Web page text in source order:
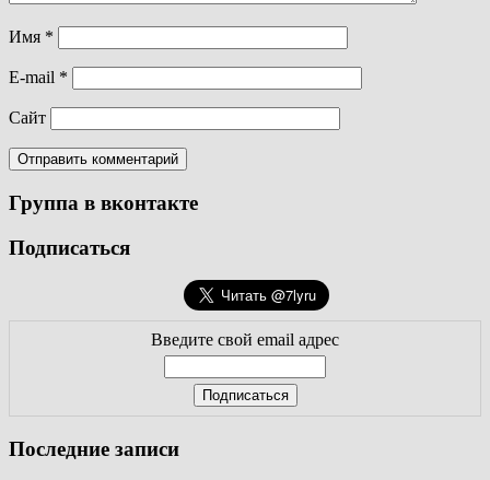
Имя *
E-mail *
Сайт
Группа в вконтакте
Подписаться
Введите свой email адрес
Последние записи